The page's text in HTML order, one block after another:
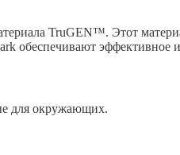
TruGEN™. Этот
обеспечивают
для окружающих.